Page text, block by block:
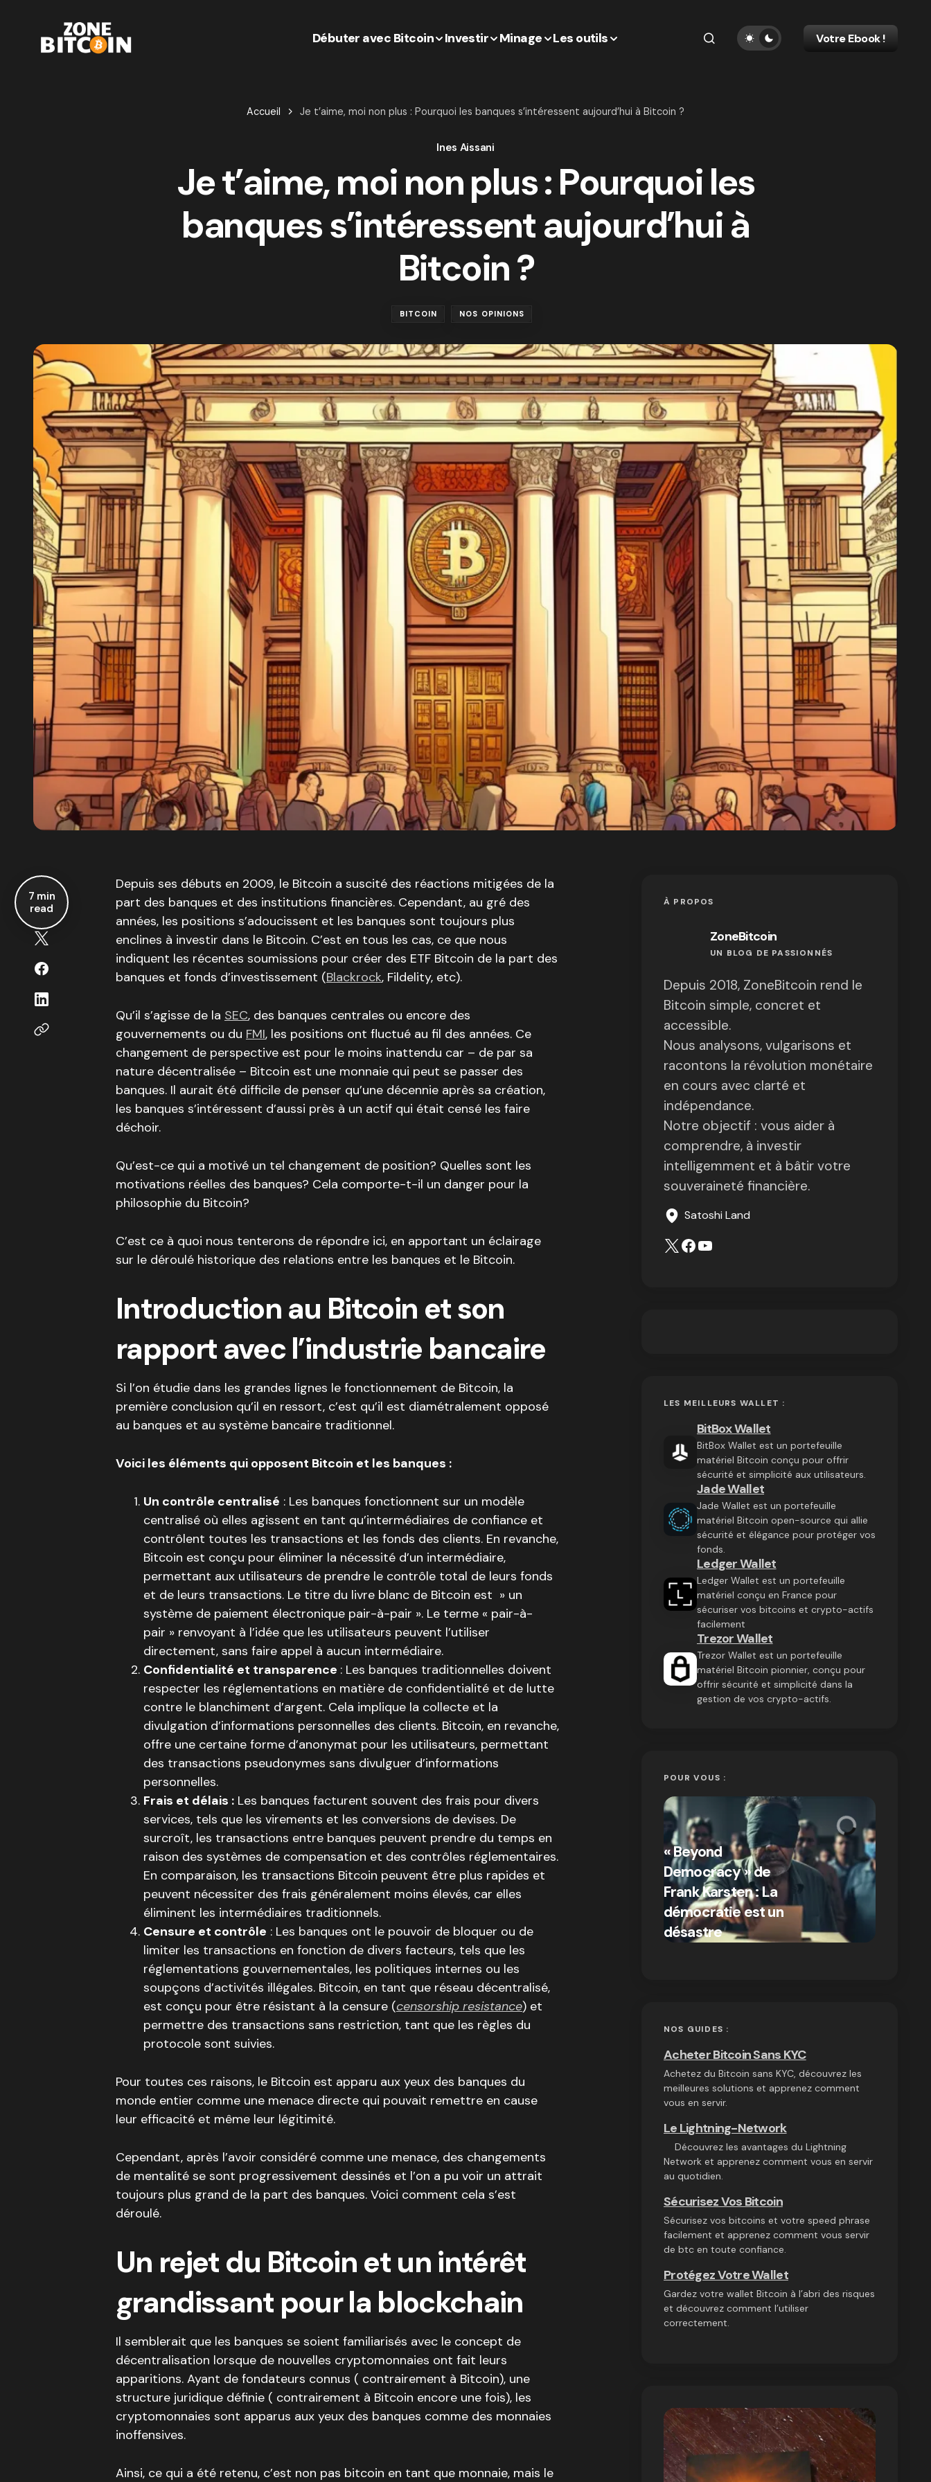
Débuter avec Bitcoin Investir Minage Les outils Votre Ebook !
Accueil Je t’aime, moi non plus : Pourquoi les banques s’intéressent aujourd’hui à Bitcoin ?
Ines Aissani
Je t’aime, moi non plus : Pourquoi les
banques s’intéressent aujourd’hui à
Bitcoin ?
BITCOIN NOS OPINIONS
7 min
read
Depuis ses débuts en 2009, le Bitcoin a suscité des réactions mitigées de la
part des banques et des institutions financières. Cependant, au gré des
années, les positions s’adoucissent et les banques sont toujours plus
enclines à investir dans le Bitcoin. C’est en tous les cas, ce que nous
indiquent les récentes soumissions pour créer des ETF Bitcoin de la part des
banques et fonds d’investissement (Blackrock, Fildelity, etc).
Qu’il s’agisse de la SEC, des banques centrales ou encore des
gouvernements ou du FMI, les positions ont fluctué au fil des années. Ce
changement de perspective est pour le moins inattendu car – de par sa
nature décentralisée – Bitcoin est une monnaie qui peut se passer des
banques. Il aurait été difficile de penser qu’une décennie après sa création,
les banques s’intéressent d’aussi près à un actif qui était censé les faire
déchoir.
Qu’est-ce qui a motivé un tel changement de position? Quelles sont les
motivations réelles des banques? Cela comporte-t-il un danger pour la
philosophie du Bitcoin?
C’est ce à quoi nous tenterons de répondre ici, en apportant un éclairage
sur le déroulé historique des relations entre les banques et le Bitcoin.
Introduction au Bitcoin et son
rapport avec l’industrie bancaire
Si l’on étudie dans les grandes lignes le fonctionnement de Bitcoin, la
première conclusion qu’il en ressort, c’est qu’il est diamétralement opposé
au banques et au système bancaire traditionnel.
Voici les éléments qui opposent Bitcoin et les banques :
Un contrôle centralisé : Les banques fonctionnent sur un modèle
centralisé où elles agissent en tant qu’intermédiaires de confiance et
contrôlent toutes les transactions et les fonds des clients. En revanche,
Bitcoin est conçu pour éliminer la nécessité d’un intermédiaire,
permettant aux utilisateurs de prendre le contrôle total de leurs fonds
et de leurs transactions. Le titre du livre blanc de Bitcoin est » un
système de paiement électronique pair-à-pair ». Le terme « pair-à-
pair » renvoyant à l’idée que les utilisateurs peuvent l’utiliser
directement, sans faire appel à aucun intermédiaire.
Confidentialité et transparence : Les banques traditionnelles doivent
respecter les réglementations en matière de confidentialité et de lutte
contre le blanchiment d’argent. Cela implique la collecte et la
divulgation d’informations personnelles des clients. Bitcoin, en revanche,
offre une certaine forme d’anonymat pour les utilisateurs, permettant
des transactions pseudonymes sans divulguer d’informations
personnelles.
Frais et délais : Les banques facturent souvent des frais pour divers
services, tels que les virements et les conversions de devises. De
surcroît, les transactions entre banques peuvent prendre du temps en
raison des systèmes de compensation et des contrôles réglementaires.
En comparaison, les transactions Bitcoin peuvent être plus rapides et
peuvent nécessiter des frais généralement moins élevés, car elles
éliminent les intermédiaires traditionnels.
Censure et contrôle : Les banques ont le pouvoir de bloquer ou de
limiter les transactions en fonction de divers facteurs, tels que les
réglementations gouvernementales, les politiques internes ou les
soupçons d’activités illégales. Bitcoin, en tant que réseau décentralisé,
est conçu pour être résistant à la censure (censorship resistance) et
permettre des transactions sans restriction, tant que les règles du
protocole sont suivies.
Pour toutes ces raisons, le Bitcoin est apparu aux yeux des banques du
monde entier comme une menace directe qui pouvait remettre en cause
leur efficacité et même leur légitimité.
Cependant, après l’avoir considéré comme une menace, des changements
de mentalité se sont progressivement dessinés et l’on a pu voir un attrait
toujours plus grand de la part des banques. Voici comment cela s’est
déroulé.
Un rejet du Bitcoin et un intérêt
grandissant pour la blockchain
Il semblerait que les banques se soient familiarisés avec le concept de
décentralisation lorsque de nouvelles cryptomonnaies ont fait leurs
apparitions. Ayant de fondateurs connus ( contrairement à Bitcoin), une
structure juridique définie ( contrairement à Bitcoin encore une fois), les
cryptomonnaies sont apparus aux yeux des banques comme des monnaies
inoffensives.
Ainsi, ce qui a été retenu, c’est non pas bitcoin en tant que monnaie, mais le
À PROPOS
ZoneBitcoin
UN BLOG DE PASSIONNÉS
Depuis 2018, ZoneBitcoin rend le
Bitcoin simple, concret et
accessible.
Nous analysons, vulgarisons et
racontons la révolution monétaire
en cours avec clarté et
indépendance.
Notre objectif : vous aider à
comprendre, à investir
intelligemment et à bâtir votre
souveraineté financière.
Satoshi Land
LES MEILLEURS WALLET :
BitBox Wallet
BitBox Wallet est un portefeuille
matériel Bitcoin conçu pour offrir
sécurité et simplicité aux utilisateurs.
Jade Wallet
Jade Wallet est un portefeuille
matériel Bitcoin open-source qui allie
sécurité et élégance pour protéger vos
fonds.
Ledger Wallet
Ledger Wallet est un portefeuille
matériel conçu en France pour
sécuriser vos bitcoins et crypto-actifs
facilement
Trezor Wallet
Trezor Wallet est un portefeuille
matériel Bitcoin pionnier, conçu pour
offrir sécurité et simplicité dans la
gestion de vos crypto-actifs.
POUR VOUS :
« Beyond
Democracy » de
Frank Karsten : La
démocratie est un
désastre
on 03/10/2024
NOS GUIDES :
Acheter Bitcoin Sans KYC
Achetez du Bitcoin sans KYC, découvrez les
meilleures solutions et apprenez comment
vous en servir.
Le Lightning-Network
Découvrez les avantages du Lightning
Network et apprenez comment vous en servir
au quotidien.
Sécurisez Vos Bitcoin
Sécurisez vos bitcoins et votre speed phrase
facilement et apprenez comment vous servir
de btc en toute confiance.
Protégez Votre Wallet
Gardez votre wallet Bitcoin à l’abri des risques
et découvrez comment l’utiliser
correctement.